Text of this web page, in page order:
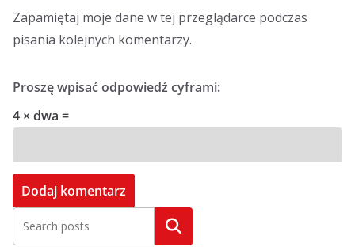
Zapamiętaj moje dane w tej przeglądarce podczas
pisania kolejnych komentarzy.
Proszę wpisać odpowiedź cyframi:
4 × dwa =
Szukaj